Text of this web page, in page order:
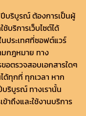
บริบูรณ์ ต้องการเป็นผู้
ช้บริการเว็บไซต์ได้
ระเทศที่ซอฟต์แวร์
มกฎหมาย ทาง
อตรวจสอบเอกสารใดๆ
ด้ทุกที่ ทุกเวลา หาก
บริบูรณ์ ทางเรานั้น
าถึงและใช้งานบริการ